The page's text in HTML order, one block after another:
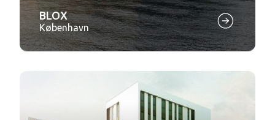
BLOX
København